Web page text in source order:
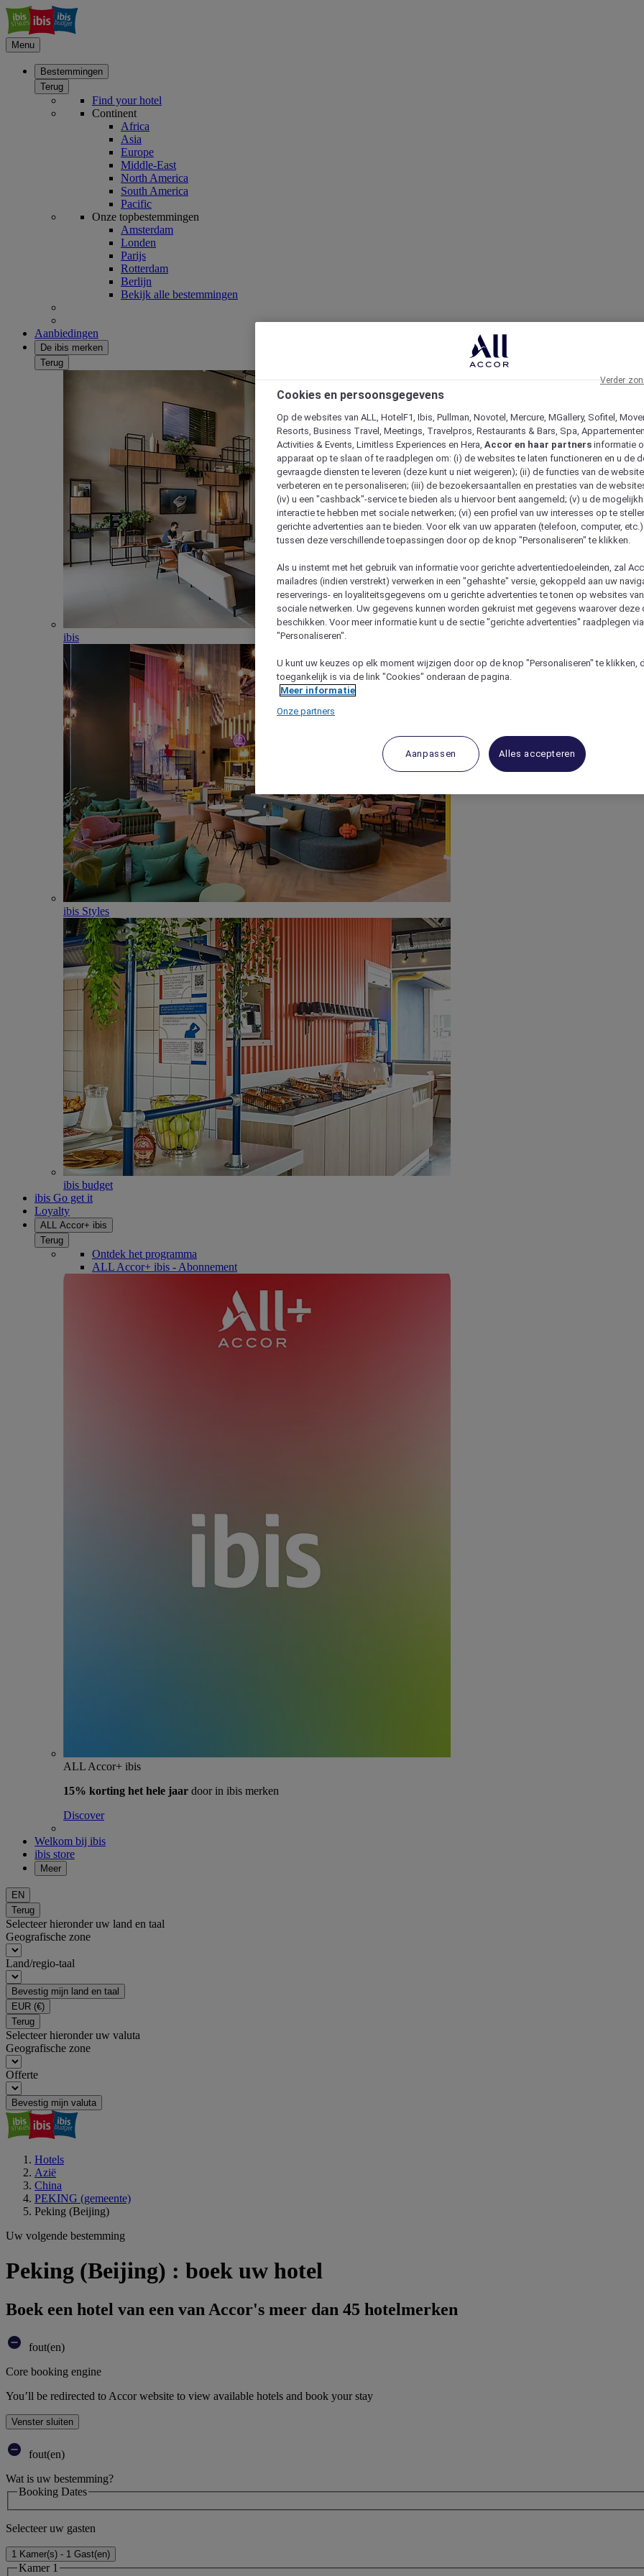
Menu
Bestemmingen
Terug
Find your hotel
Continent
Africa
Asia
Europe
Middle-East
North America
South America
Pacific
Onze topbestemmingen
Amsterdam
Londen
Parijs
Rotterdam
Berlijn
Bekijk alle bestemmingen
Aanbiedingen
De ibis merken
Terug
ibis
ibis Styles
ibis budget
ibis Go get it
Loyalty
ALL Accor+ ibis
Terug
Ontdek het programma
ALL Accor+ ibis - Abonnement
ALL Accor+ ibis
15% korting het hele jaar door in ibis merken
Discover
Welkom bij ibis
ibis store
Meer
EN
Terug
Selecteer hieronder uw land en taal
Geografische zone
Land/regio-taal
Bevestig mijn land en taal
EUR (€)
Terug
Selecteer hieronder uw valuta
Geografische zone
Offerte
Bevestig mijn valuta
Hotels
Azië
China
PEKING (gemeente)
Peking (Beijing)
Uw volgende bestemming
Peking (Beijing) : boek uw hotel
Boek een hotel van een van Accor's meer dan 45 hotelmerken
fout(en)
Core booking engine
You’ll be redirected to Accor website to view available hotels and book your stay
Venster sluiten
fout(en)
Wat is uw bestemming?
Booking Dates
Selecteer uw gasten
1 Kamer(s) - 1 Gast(en)
Kamer 1
Cookies en persoonsgegevens
Op de websites van ALL, HotelF1, Ibis, Pullman, Novotel, Mercure, MGallery, Sofitel,
Resorts, Business Travel, Meetings, Travelpros, Restaurants & Bars, Spa,
Activities & Events, Limitless Experiences en Hera, Accor en haar partners informatie
apparaat op te slaan of te raadplegen om: (i) de websites te laten functioneren en u de
gevraagde diensten te leveren (deze kunt u niet weigeren); (ii) de functies van de
verbeteren en te personaliseren; (iii) de bezoekersaantallen en prestaties van de
(iv) u een "cashback"-service te bieden als u hiervoor bent aangemeld; (v) u de
interactie te hebben met sociale netwerken; (vi) een profiel van uw interesses op te
gerichte advertenties aan te bieden. Voor elk van uw apparaten (telefoon, computer,
tussen deze verschillende toepassingen door op de knop "Personaliseren" te klikken.
Als u instemt met het gebruik van informatie voor gerichte advertentiedoeleinden, zal
mailadres (indien verstrekt) verwerken in een "gehashte" versie, gekoppeld aan uw
reserverings- en loyaliteitsgegevens om u gerichte advertenties te tonen op websites
sociale netwerken. Uw gegevens kunnen worden gekruist met gegevens waarover deze
beschikken. Voor meer informatie kunt u de sectie "gerichte advertenties" raadplegen
"Personaliseren".
U kunt uw keuzes op elk moment wijzigen door op de knop "Personaliseren" te klikken,
toegankelijk is via de link "Cookies" onderaan de pagina.
Meer informatie
Onze partners
Aanpassen Alles accepteren
Verder